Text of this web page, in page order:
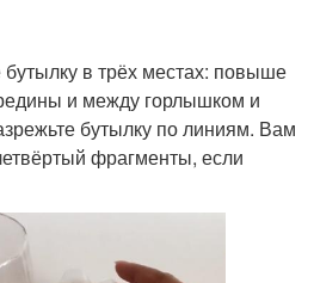
в трёх местах: повыше
и между горлышком и
бутылку по линиям. Вам
фрагменты, если